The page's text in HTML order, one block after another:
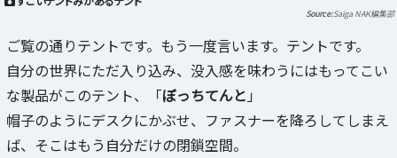
Saiga NAK編集部
ご覧の通りテントです。もう一度言います。テントです。
自分の世界にただ入り込み、没入感を味わうにはもってこい
な製品がこのテント、「ぼっちてんと 」
帽子のようにデスクにかぶせ、ファスナーを降ろしてしまえ
ば、そこはもう自分だけの閉鎖空間。